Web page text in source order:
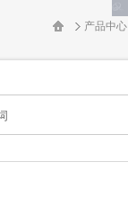
产品中心